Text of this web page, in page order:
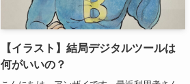
【イラスト】結局デジタルツールは
何がいいの？